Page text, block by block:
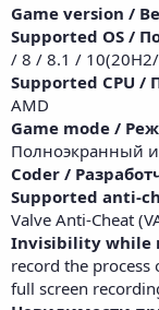
Game version /
Supported OS /
/ 8 / 8.1 /
Supported CPU
AMD
Game mode /
Полноэкранный
Coder /
Supported anti-
Valve Anti-Cheat
Invisibility while
record the process
full screen